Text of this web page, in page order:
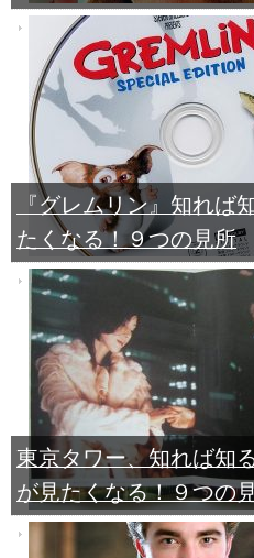
『グレムリン』知れば
たくなる！９つの見所
東京タワー、知れば知
が見たくなる！９つの